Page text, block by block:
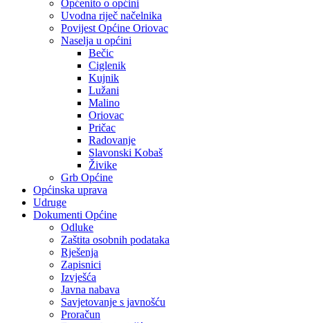
Općenito o općini
Uvodna riječ načelnika
Povijest Općine Oriovac
Naselja u općini
Bečic
Ciglenik
Kujnik
Lužani
Malino
Oriovac
Pričac
Radovanje
Slavonski Kobaš
Živike
Grb Općine
Općinska uprava
Udruge
Dokumenti Općine
Odluke
Zaštita osobnih podataka
Rješenja
Zapisnici
Izvješća
Javna nabava
Savjetovanje s javnošću
Proračun